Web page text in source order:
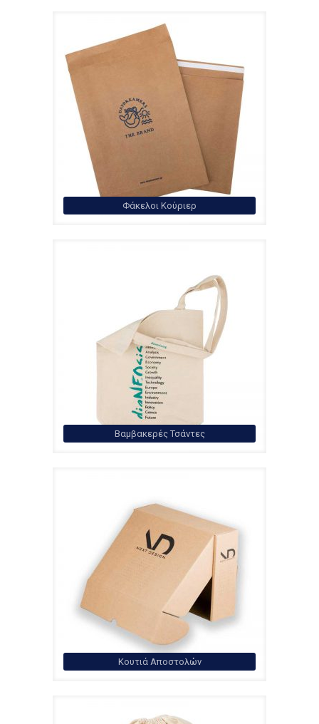
Φάκελοι Κούριερ
Βαμβακερές Τσάντες
Κουτιά Αποστολών